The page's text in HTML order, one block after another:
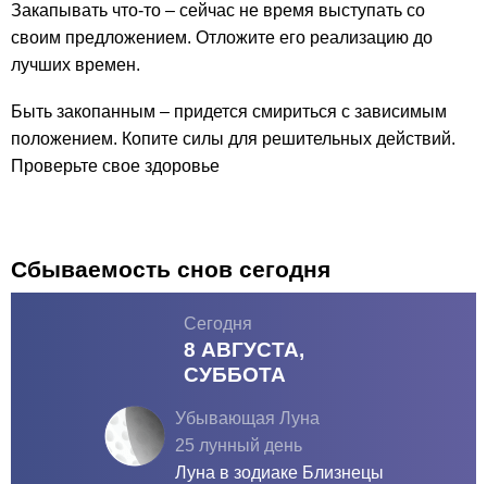
Закапывать что-то – сейчас не время выступать со
своим предложением. Отложите его реализацию до
лучших времен.
Быть закопанным – придется смириться с зависимым
положением. Копите силы для решительных действий.
Проверьте свое здоровье
Сбываемость снов сегодня
Сегодня
8 АВГУСТА,
СУББОТА
Убывающая Луна
25 лунный день
Луна в зодиаке Близнецы